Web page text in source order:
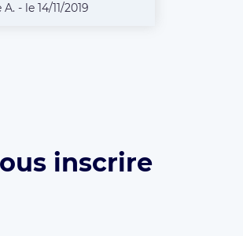
- le 14/11/2019
inscrire